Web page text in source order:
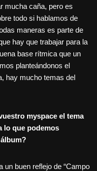
mucha caña, pero es
todo si hablamos de
maneras es parte de
hay que trabajar para la
base rítmica que un
planteándonos el
hay mucho temas del
myspace el tema
lo que podemos
un buen reflejo de “Campo